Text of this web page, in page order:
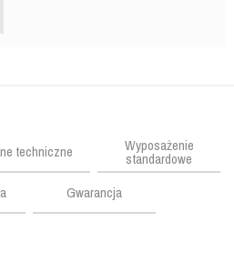
techniczne Wyposażenie
standardowe
Gwarancja